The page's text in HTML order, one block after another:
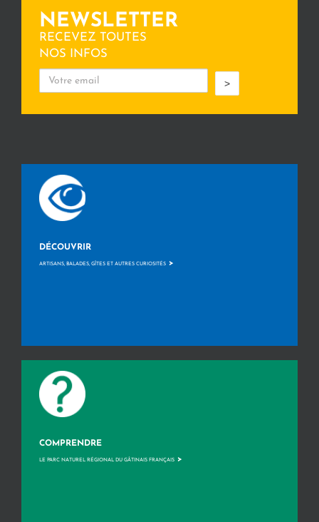
NEWSLETTER
RECEVEZ TOUTES
NOS INFOS
>
DÉCOUVRIR
ARTISANS, BALADES, GÎTES ET AUTRES CURIOSITÉS >
COMPRENDRE
LE PARC NATUREL RÉGIONAL DU GÂTINAIS FRANÇAIS >